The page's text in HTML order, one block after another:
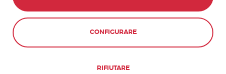
Guide di viaggio in America Latina
RIFIUTARE
CONFIGURARE